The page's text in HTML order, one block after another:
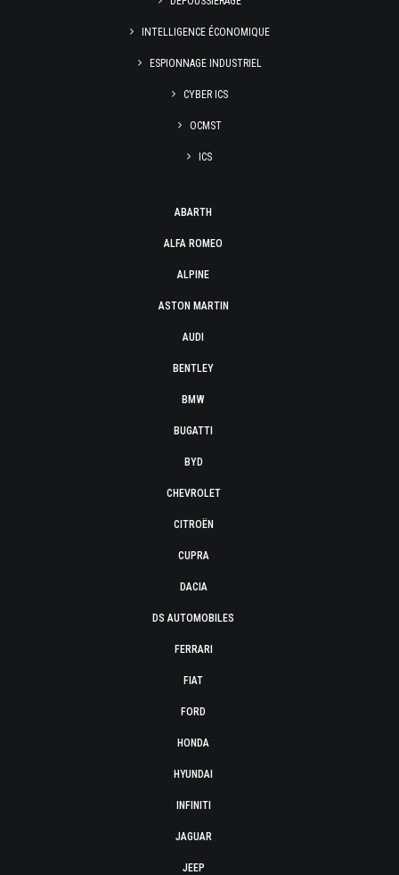
INTELLIGENCE ÉCONOMIQUE
ESPIONNAGE INDUSTRIEL
CYBER ICS
OCMST
ICS
ABARTH
ALFA ROMEO
ALPINE
ASTON MARTIN
AUDI
BENTLEY
BMW
BUGATTI
BYD
CHEVROLET
CITROËN
CUPRA
DACIA
DS AUTOMOBILES
FERRARI
FIAT
FORD
HONDA
HYUNDAI
INFINITI
JAGUAR
JEEP